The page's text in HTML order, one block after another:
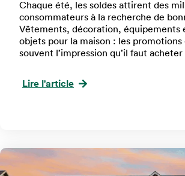
Chaque été, les soldes attirent des
consommateurs à la recherche de
Vêtements, décoration, équipements
objets pour la maison : les promotions
souvent l’impression qu’il faut
Lire l'article